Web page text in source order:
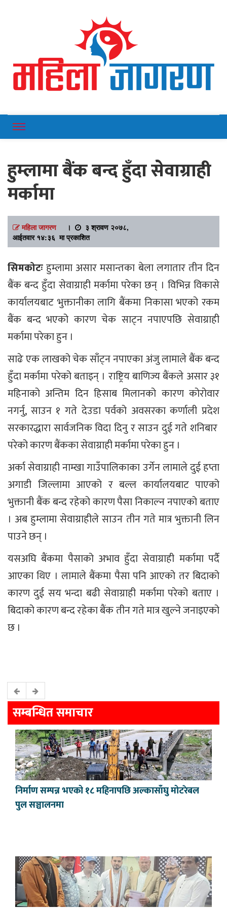
Mahilajagaran
हुम्लामा बैंक बन्द हुँदा सेवाग्राही
मर्कामा
महिला जागरण।
३ श्रावण २०७८,
आईतवार १४:३६ मा प्रकाशित
सिमकोटःहुम्लामा असार मसान्तका बेला लगातार तीन दिन
बैंक बन्द हुँदा सेवाग्राही मर्कामा परेका छन् । विभिन्न विकासे
कार्यालयबाट भुक्तानीका लागि बैंकमा निकासा भएको रकम
बैंक बन्द भएको कारण चेक साट्न नपाएपछि सेवाग्राही
मर्कामा परेका हुन ।
साढे एक लाखको चेक साँट्न नपाएका अंजु लामाले बैंक बन्द
हुँदा मर्कामा परेको बताइन् । राष्ट्रिय बाणिज्य बैंकले असार ३१
महिनाको अन्तिम दिन हिसाब मिलानको कारण कोरोवार
नगर्नु, साउन १ गते देउडा पर्वको अवसरका कर्णाली प्रदेश
सरकारद्धारा सार्वजनिक विदा दिनु र साउन दुई गते शनिबार
परेको कारण बैंकका सेवाग्राही मर्कामा परेका हुन ।
अर्का सेवाग्राही नाम्खा गाउँपालिकाका उर्गेन लामाले दुई हप्ता
अगाडी जिल्लामा आएको र बल्ल कार्यालयबाट पाएको
भुक्तानी बैंक बन्द रहेको कारण पैसा निकाल्न नपाएको बताए
। अब हुम्लामा सेवाग्राहीले साउन तीन गते मात्र भुक्तानी लिन
पाउने छन् ।
यसअघि बैंकमा पैसाको अभाव हुँदा सेवाग्राही मर्कामा पर्दै
आएका थिए । लामाले बैंकमा पैसा पनि आएको तर बिदाको
कारण दुई सय भन्दा बढी सेवाग्राही मर्कामा परेको बताए ।
बिदाको कारण बन्द रहेका बैंक तीन गते मात्र खुल्ने जनाइएको
छ ।
सम्बन्धित समाचार
निर्माण सम्पन्न भएको १८ महिनापछि अल्कासाँघु मोटरेबल
पुल सञ्चालनमा